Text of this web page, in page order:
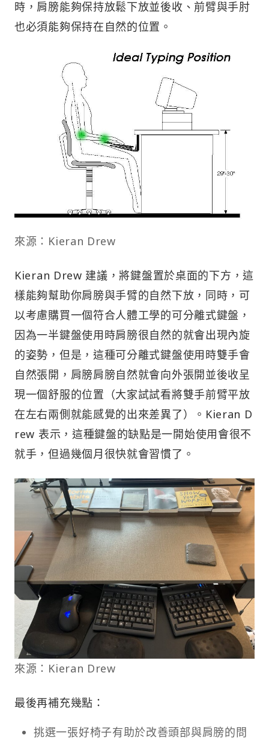
時，肩膀能夠保持放鬆下放並後收、前臂與手肘
也必須能夠保持在自然的位置。
來源：Kieran Drew
Kieran Drew 建議，將鍵盤置於桌面的下方，這
樣能夠幫助你肩膀與手臂的自然下放，同時，可
以考慮購買一個符合人體工學的可分離式鍵盤，
因為一半鍵盤使用時肩膀很自然的就會出現內旋
的姿勢，但是，這種可分離式鍵盤使用時雙手會
自然張開，肩膀肩膀自然就會向外張開並後收呈
現一個舒服的位置（大家試試看將雙手前臂平放
在左右兩側就能感覺的出來差異了）。Kieran D
rew 表示，這種鍵盤的缺點是一開始使用會很不
就手，但過幾個月很快就會習慣了。
來源：Kieran Drew
最後再補充幾點：
挑選一張好椅子有助於改善頭部與肩膀的問